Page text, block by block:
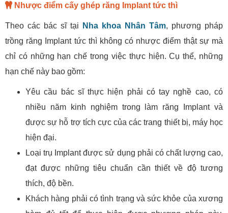
Nhược điểm cấy ghép răng Implant tức thì
Theo các bác sĩ tại Nha khoa Nhân Tâm, phương pháp
trồng răng Implant tức thì không có nhược điểm thật sự mà
chỉ có những hạn chế trong việc thực hiện. Cụ thể, những
hạn chế này bao gồm:
Yêu cầu bác sĩ thực hiện phải có tay nghề cao, có
nhiều năm kinh nghiệm trong làm răng Implant và
được sự hỗ trợ tích cực của các trang thiết bị, máy học
hiện đại.
Loại trụ Implant được sử dụng phải có chất lượng cao,
đạt được những tiêu chuẩn cần thiết về độ tương
thích, độ bền.
Khách hàng phải có tình trạng và sức khỏe của xương